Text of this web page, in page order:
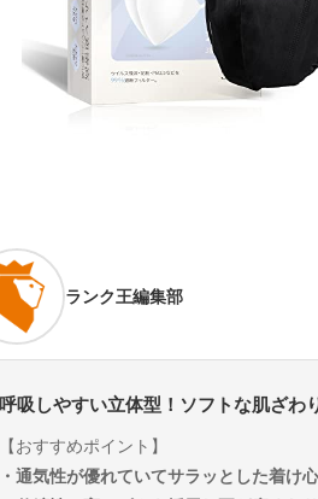
ランク王編集部
呼吸しやすい立体型！ソフトな肌ざわ
【おすすめポイント】
・通気性が優れていてサラッとした着け